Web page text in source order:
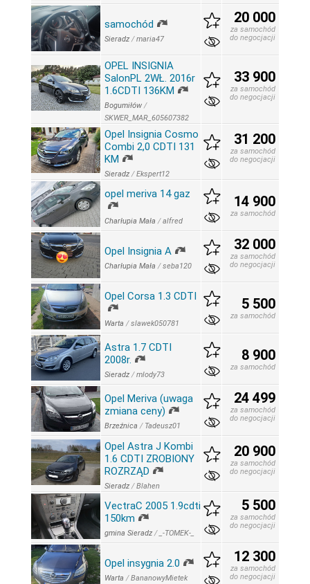
samochód
Sieradz /maria47
20 000
za samochód
do negocjacji
OPEL INSIGNIA
SalonPL 2WŁ. 2016r
1.6CDTI 136KM
Bogumiłów /
SKWER_MAR_605607382
33 900
za samochód
do negocjacji
Opel Insignia Cosmo
Combi 2,0 CDTI 131
KM
Sieradz /Ekspert12
31 200
za samochód
do negocjacji
opel meriva 14 gaz
Charłupia Mała /alfred
14 900
za samochód
Opel Insignia A
Charłupia Mała /seba120
32 000
za samochód
do negocjacji
Opel Corsa 1.3 CDTI
Warta /slawek050781
5 500
za samochód
Astra 1.7 CDTI
2008r.
Sieradz /mlody73
8 900
za samochód
Opel Meriva (uwaga
zmiana ceny)
Brzeźnica / Tadeusz01
24 499
za samochód
do negocjacji
Opel Astra J Kombi
1.6 CDTI ZROBIONY
ROZRZĄD
Sieradz /Blahen
20 900
za samochód
do negocjacji
VectraC 2005 1.9cdti
150km
gmina Sieradz / _-TOMEK-_
5 500
za samochód
do negocjacji
Opel insygnia 2.0
Warta /BananowyMietek
12 300
za samochód
do negocjacji